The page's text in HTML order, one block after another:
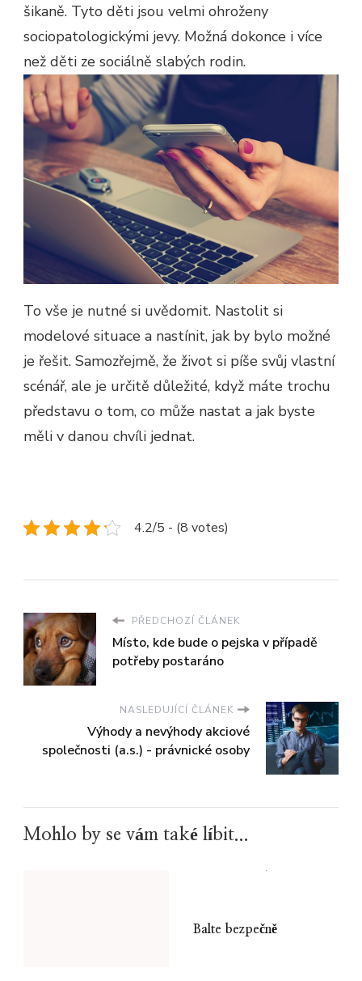
šikaně. Tyto děti jsou velmi ohroženy
sociopatologickými jevy. Možná dokonce i více
než děti ze sociálně slabých rodin.
To vše je nutné si uvědomit. Nastolit si
modelové situace a nastínit, jak by bylo možné
je řešit. Samozřejmě, že život si píše svůj vlastní
scénář, ale je určitě důležité, když máte trochu
představu o tom, co může nastat a jak byste
měli v danou chvíli jednat.
4.2/5 - (8 votes)
PŘEDCHOZÍ ČLÁNEK
Místo, kde bude o pejska v případě
potřeby postaráno
NASLEDUJÍCÍ ČLÁNEK
Výhody a nevýhody akciové
společnosti (a.s.) - právnické osoby
Mohlo by se vám také líbit...
Balte bezpečně